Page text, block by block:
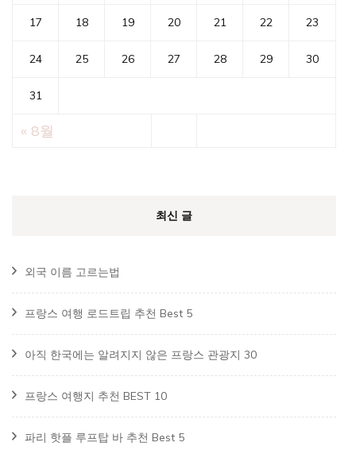
17 18 19 20 21 22 23
24 25 26 27 28 29 30
31
« 8월
최신 글
외국 이름 고르는법
프랑스 여행 로드트립 추천 Best 5
아직 한국에는 알려지지 않은 프랑스 관광지 30
프랑스 여행지 추천 BEST 10
파리 핫플 루프탑 바 추천 Best 5